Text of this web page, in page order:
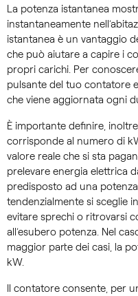
La potenza istantanea
instantaneamente
istantanea è un vantaggio
che può aiutare a capire i
propri carichi. Per
pulsante del tuo contatore
che viene aggiornata ogni
È importante definire,
corrisponde al numero di
valore reale che si sta
prelevare energia elettrica
predisposto ad una
tendenzialmente si sceglie
evitare sprechi o ritrovarsi
all’esubero potenza. Nel
maggior parte dei casi, la
kW.
Il contatore consente, per